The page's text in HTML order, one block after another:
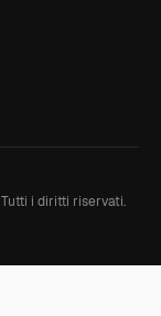
Tutti i diritti riservati.